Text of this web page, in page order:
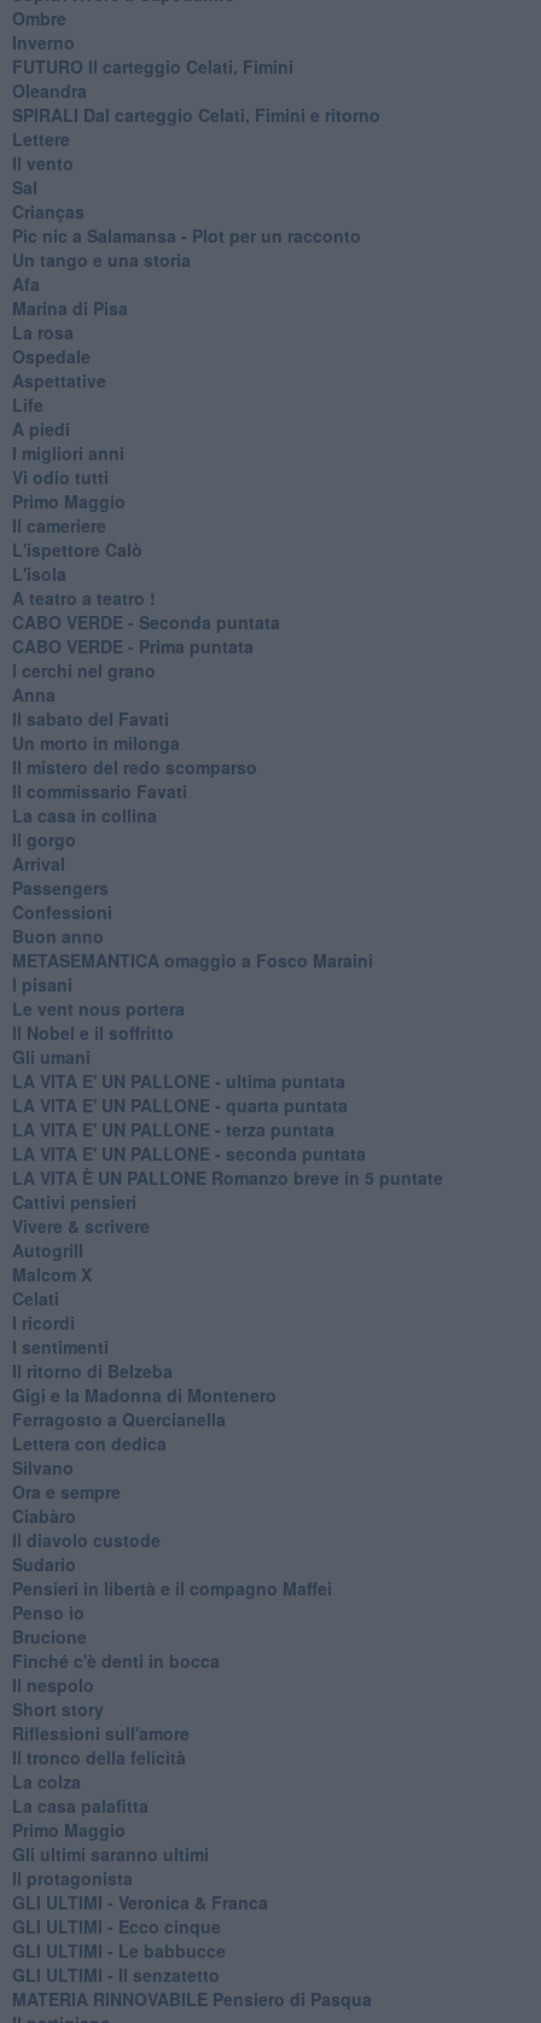
Ombre
Inverno
FUTURO Il carteggio Celati, Fimini
Oleandra
SPIRALI Dal carteggio Celati, Fimini e ritorno
Lettere
Il vento
Sal
Crianças
Pic nic a Salamansa - Plot per un racconto
Un tango e una storia
Afa
Marina di Pisa
La rosa
Ospedale
Aspettative
Life
A piedi
I migliori anni
Vi odio tutti
Primo Maggio
Il cameriere
L'ispettore Calò
L'isola
A teatro a teatro !
CABO VERDE - Seconda puntata
CABO VERDE - Prima puntata
I cerchi nel grano
Anna
Il sabato del Favati
Un morto in milonga
Il mistero del redo scomparso
Il commissario Favati
La casa in collina
Il gorgo
Arrival
Passengers
Confessioni
Buon anno
METASEMANTICA omaggio a Fosco Maraini
I pisani
Le vent nous portera
Il Nobel e il soffritto
Gli umani
LA VITA E' UN PALLONE - ultima puntata
LA VITA E' UN PALLONE - quarta puntata
LA VITA E' UN PALLONE - terza puntata
LA VITA E' UN PALLONE - seconda puntata
LA VITA È UN PALLONE Romanzo breve in 5 puntate
Cattivi pensieri
Vivere & scrivere
Autogrill
Malcom X
Celati
I ricordi
I sentimenti
Il ritorno di Belzeba
Gigi e la Madonna di Montenero
Ferragosto a Quercianella
Lettera con dedica
Silvano
Ora e sempre
Ciabàro
Il diavolo custode
Sudario
Pensieri in libertà e il compagno Maffei
Penso io
Brucione
Finché c'è denti in bocca
Il nespolo
Short story
Riflessioni sull'amore
Il tronco della felicità
La colza
La casa palafitta
Primo Maggio
Gli ultimi saranno ultimi
Il protagonista
GLI ULTIMI - Veronica & Franca
GLI ULTIMI - Ecco cinque
GLI ULTIMI - Le babbucce
GLI ULTIMI - Il senzatetto
MATERIA RINNOVABILE Pensiero di Pasqua